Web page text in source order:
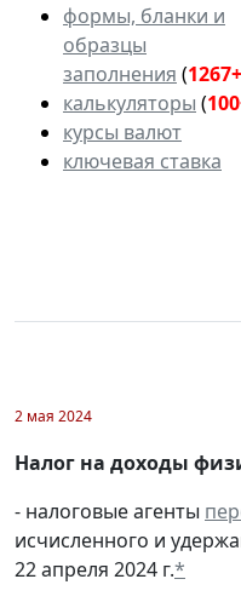
формы, бланки и
образцы
заполнения (1267+
калькуляторы (
курсы валют
ключевая ставка
2 мая 2024
Налог на доходы
- налоговые агенты
исчисленного и
22 апреля 2024 г.*